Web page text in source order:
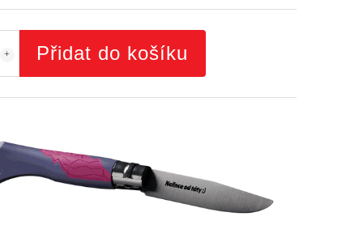
Přidat do košíku